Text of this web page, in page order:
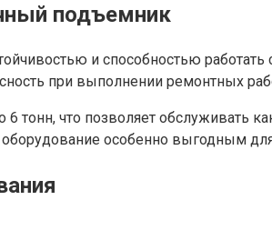
подъемник
и способностью
при выполнении ремонтных
6 тонн, что позволяет
особенно выгодным